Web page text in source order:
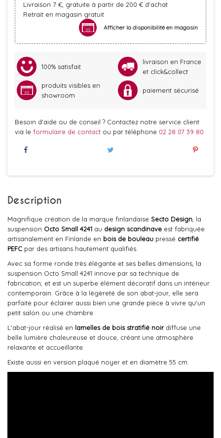
Livraison 7 €, gratuite à partir de 200 € d'achat
Retrait en magasin gratuit
Afficher la disponibilité en magasin
100% satisfait
livraison en France
et click&collect
produits visibles en
showroom
paiement sécurisé
Besoin d'aide ou de conseil ? Contactez notre service client
via le formulaire de contact ou par téléphone 02 28 07 39 80
Description
Magnifique création de la marque finlandaise Secto Design , la
suspension Octo Small 4241 au design scandinave est fabriquée
artisanalement en Finlande en bois de bouleau pressé certifié
PEFC par des artisans hautement qualifiés.
Avec sa forme ronde très élégante et ses belles dimensions, la
suspension Octo Small 4241 innove par sa technique de
fabrication, et est un superbe élément décoratif dans un intérieur
contemporain. Grâce à la légèreté de son abat-jour, elle sera
parfaite pour éclairer aussi bien une grande pièce à vivre qu'un
petit salon ou une chambre.
L'abat-jour réalisé en lamelles de bois stratifié noir diffuse une
belle lumière chaleureuse et douce, créant une atmosphère
relaxante et accueillante.
Existe aussi en version plaqué noyer et en diamètre 55 cm.